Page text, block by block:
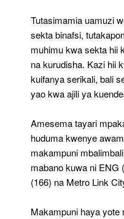
Tutasimamia uamuzi
sekta binafsi,
muhimu kwa sekta hii
na kurudisha. Kazi hii
kuifanya serikali, bali
yao kwa ajili ya
Amesema tayari
huduma kwenye
makampuni
mabano kuwa ni ENG
(166) na Metro Link
Makampuni haya yote